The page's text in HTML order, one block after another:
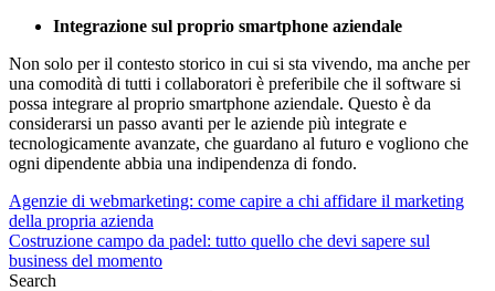
Integrazione sul proprio smartphone aziendale
Non solo per il contesto storico in cui si sta vivendo, ma anche per
una comodità di tutti i collaboratori è preferibile che il software si
possa integrare al proprio smartphone aziendale. Questo è da
considerarsi un passo avanti per le aziende più integrate e
tecnologicamente avanzate, che guardano al futuro e vogliono che
ogni dipendente abbia una indipendenza di fondo.
Navigazione
articoli
Agenzie di webmarketing: come capire a chi affidare il marketing
della propria azienda
Costruzione campo da padel: tutto quello che devi sapere sul
business del momento
Search